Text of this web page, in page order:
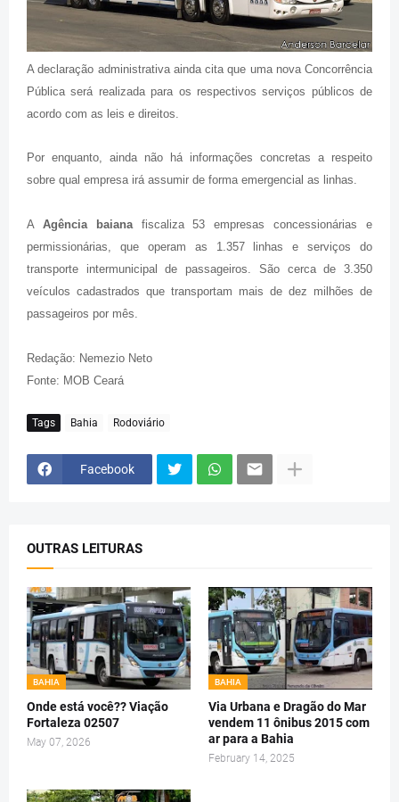
A declaração administrativa ainda cita que uma nova Concorrência
Pública será realizada para os respectivos serviços públicos de
acordo com as leis e direitos.
Por enquanto, ainda não há informações concretas a respeito
sobre qual empresa irá assumir de forma emergencial as linhas.
A Agência baianafiscaliza 53 empresas concessionárias e
permissionárias, que operam as 1.357 linhas e serviços do
transporte intermunicipal de passageiros. São cerca de 3.350
veículos cadastrados que transportam mais de dez milhões de
passageiros por mês.
Redação: Nemezio Neto
Fonte: MOB Ceará
Tags Bahia Rodoviário
Facebook
OUTRAS LEITURAS
BAHIA
Onde está você?? Viação
Fortaleza 02507
May 07, 2026
BAHIA
Via Urbana e Dragão do Mar
vendem 11 ônibus 2015 com
ar para a Bahia
February 14, 2025